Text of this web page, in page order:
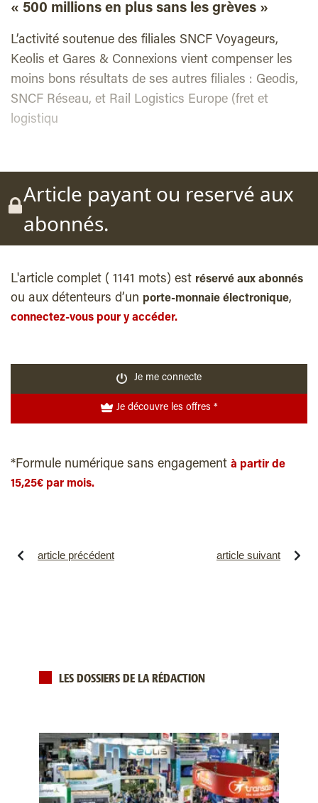
« 500 millions en plus sans les grèves »
L’activité soutenue des filiales SNCF Voyageurs,
Keolis et Gares & Connexions vient compenser les
moins bons résultats de ses autres filiales : Geodis,
SNCF Réseau, et Rail Logistics Europe (fret et
logistiqu
Article payant ou reservé aux
abonnés.
L'article complet ( 1141 mots) est réservé aux abonnés
ou aux détenteurs d’un porte-monnaie électronique,
connectez-vous pour y accéder.
Je me connecte
Je découvre les offres *
*Formule numérique sans engagement à partir de
15,25€ par mois.
article précédent article suivant
LES DOSSIERS DE LA RÉDACTION